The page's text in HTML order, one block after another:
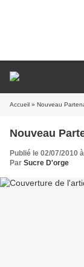
Accueil » Nouveau
Nouveau
Publié le 02/07/2010
Par Sucre D'orge